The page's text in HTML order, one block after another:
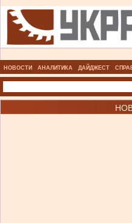
НОВОСТИ АНАЛИТИКА ДАЙДЖЕСТ